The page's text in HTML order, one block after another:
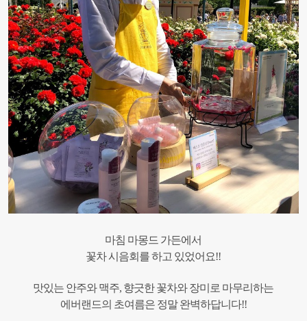
마침 마몽드 가든에서
꽃차 시음회를 하고 있었어요!!
맛있는 안주와 맥주, 향긋한 꽃차와 장미로 마무리하는
에버랜드의 초여름은 정말 완벽하답니다!!